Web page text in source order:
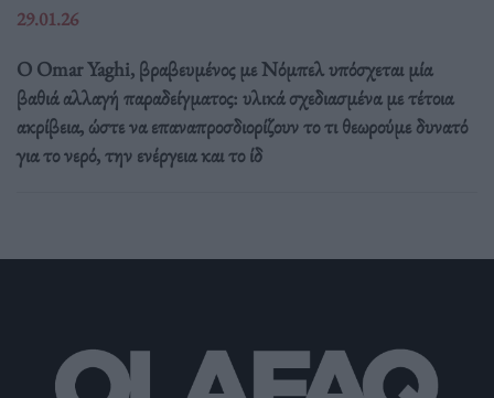
29.01.26
Ο Omar Yaghi, βραβευμένος με Νόμπελ υπόσχεται μία
βαθιά αλλαγή παραδείγματος: υλικά σχεδιασμένα με τέτοια
ακρίβεια, ώστε να επαναπροσδιορίζουν το τι θεωρούμε δυνατό
για το νερό, την ενέργεια και το ίδ